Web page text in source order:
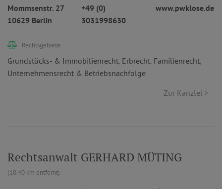
Mommsenstr. 27
10629 Berlin
+49 (0)
3031998630
www.pwklose.de
Rechtsgebiete:
Grundstücks- & Immobilienrecht, Erbrecht, Familienrecht,
Unternehmensrecht & Betriebsnachfolge
Zur Kanzlei >
Rechtsanwalt GERHARD MÜTING
(10.40 km entfernt)